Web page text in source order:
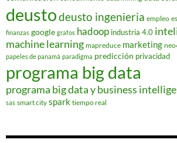
deustodeusto ingenieria empleo
finanzas google grafos hadoop industria 4.0
machine learning mapreduce marketing
papeles de panamá paradigma predicción privacidad
programa big data
programa big data y business
sas smart city spark tiempo real